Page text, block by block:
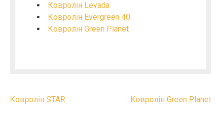
Ковролін Levada
Ковролін Evergreen 40
Ковролін Green Planet
Н
Ковролін STAR Ковролін Green Planet